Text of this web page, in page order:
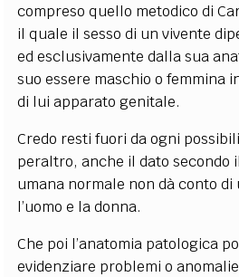
compreso quello metodico di
il quale il sesso di un vivente
ed esclusivamente dalla sua
suo essere maschio o femmina
di lui apparato genitale.
Credo resti fuori da ogni
peraltro, anche il dato secondo
umana normale non dà conto di
l’uomo e la donna.
Che poi l’anatomia patologica
evidenziare problemi o